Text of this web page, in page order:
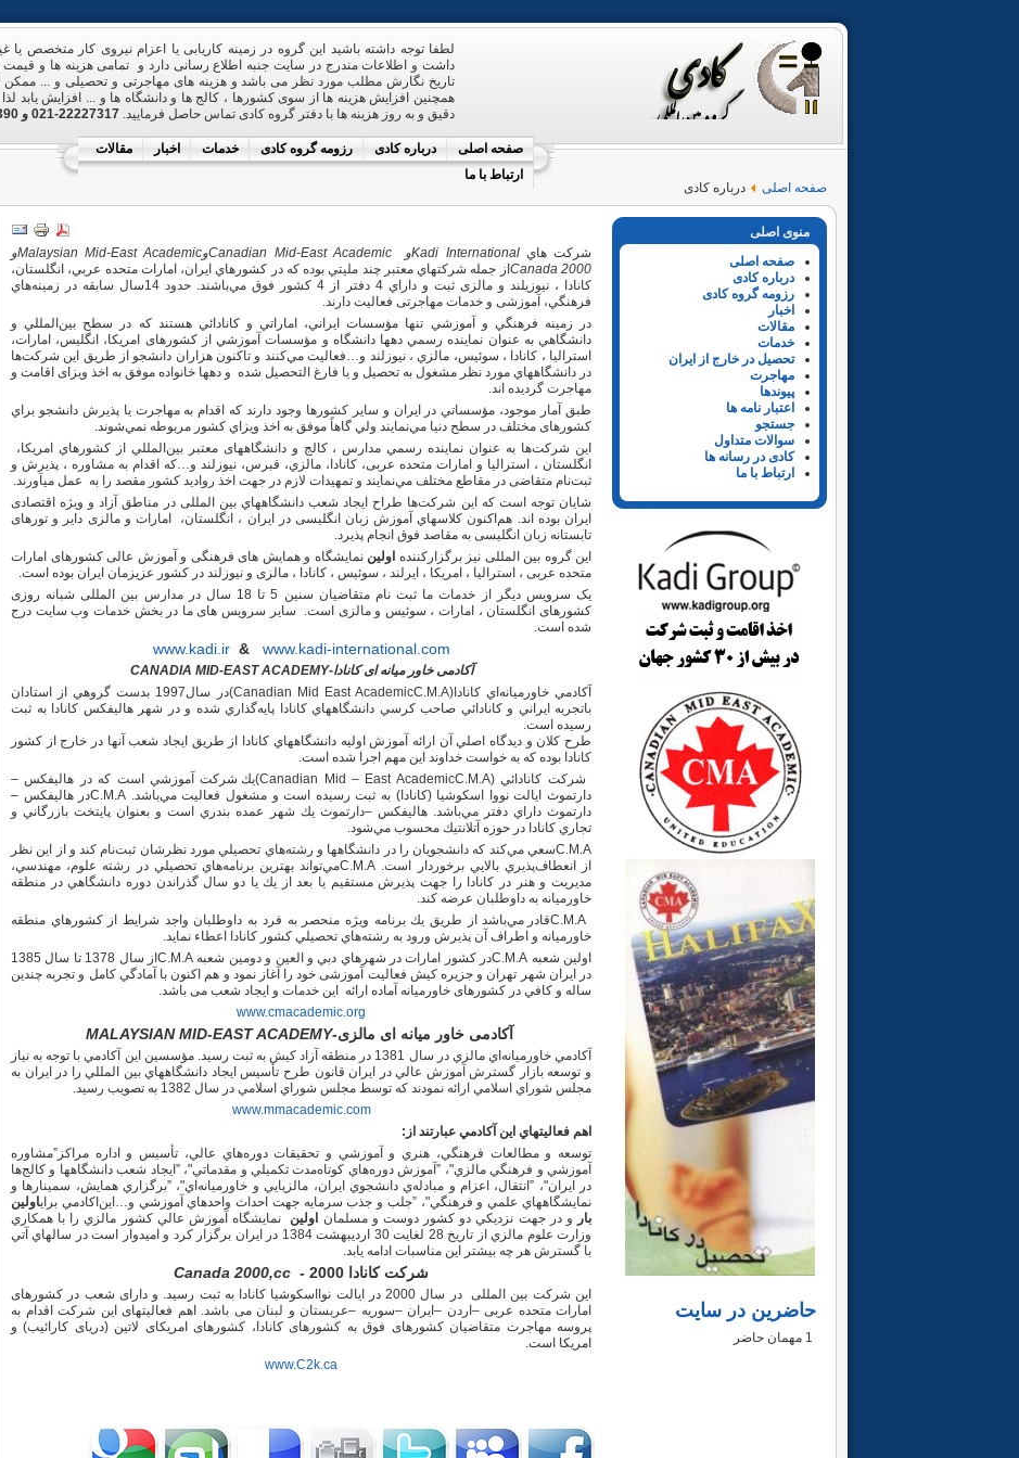
لطفا توجه داشته باشید این گروه در زمینه کاریابی یا اعزام نیروی کار متخصص
داشت و اطلاعات مندرج در سایت جنبه اطلاع رسانی دارد و تمامی هزینه ها و
تاریخ نگارش مطلب مورد نظر می باشد و هزینه های مهاجرتی و تحصیلی و ... ممکن
همچنین افزایش هزینه ها از سوی کشورها ، کالج ها و دانشگاه ها و ... افزایش یابد
دقیق و به روز هزینه ها با دفتر گروه کادی تماس حاصل فرمایید.
صفحه اصلی درباره کادی رزومه گروه کادی خدمات اخبار
مقالات
ارتباط با ما
صفحه اصلی
درباره کادی
منوی اصلی
صفحه اصلی
درباره کادی
رزومه گروه کادی
اخبار
مقالات
خدمات
تحصیل در خارج از ایران
مهاجرت
پیوندها
اعتبار نامه ها
جستجو
سوالات متداول
کادی در رسانه ها
ارتباط با ما
حاضرین در سایت
شركت ‌هايKadi Internationalو Canadian Mid-East AcademicوMalaysian Mid-East Academicو
Canada 2000 از جمله شركتهاي معتبر چند مليتي بوده كه در كشورهاي ايران، امارات متحده عربي، انگلستان،
كانادا ، نيوزيلند و مالزی ثبت و داراي 4 دفتر از 4 کشور فوق مي‌باشند. حدود 14سال سابقه در زمينه‌هاي
فرهنگي، آموزشی و خدمات مهاجرتی فعالیت دارند.
در زمينه فرهنگي و آموزشي تنها مؤسسات ايراني، اماراتي و كانادائي هستند كه در سطح بين‌المللي و
دانشگاهي به عنوان نماينده رسمي دهها دانشگاه و مؤسسات آموزشي از کشورهای امريكا، انگليس، امارات،
استرالیا ، کانادا ، سوئيس، مالزي ، نیوزلند و…فعاليت مي‌كنند و تاكنون هزاران دانشجو از طريق اين شركت‌ها
در دانشگاههاي مورد نظر مشغول به تحصيل و یا فارغ التحصیل شده و دهها خانواده موفق به اخذ ویزای اقامت و
مهاجرت گردیده اند.
طبق آمار موجود، مؤسساتي در ايران و ساير كشورها وجود دارند كه اقدام به مهاجرت یا پذيرش دانشجو براي
کشورهای مختلف در سطح دنيا مي‌نمايند ولي گاهاً موفق به اخذ ويزاي كشور مربوطه نمي‌شوند.
اين شركت‌ها به عنوان نماينده رسمي مدارس ، کالج و دانشگاههای معتبر بين‌المللي از كشورهاي امريكا،
انگلستان ، استرالیا و امارات متحده عربی، کانادا، مالزي، قبرس، نيوزلند و…كه اقدام به مشاوره ، پذيرش و
ثبت‌نام متقاضی در مقاطع مختلف مي‌نمايند و تمهيدات لازم در جهت اخذ رواديد كشور مقصد را به عمل میآورند.
شايان توجه است كه اين شركت‌ها طراح ايجاد شعب دانشگاههاي بین المللی در مناطق آزاد و ویژه اقتصادی
ایران بوده اند. هم‌اكنون كلاسهاي آموزش زبان انگلیسی در ايران ، انگلستان، امارات و مالزی داير و تورهای
تابستانه زبان انگلیسی به مقاصد فوق انجام پذیرد.
این گروه بین المللی نیز برگزارکننده اولین نمایشگاه و همایش های فرهنگی و آموزش عالی کشورهای امارات
متحده عربی ، استرالیا ، امریکا ، ایرلند ، سوئیس ، کانادا ، مالزی و نیوزلند در کشور عزیزمان ایران بوده است.
یک سرویس دیگر از خدمات ما ثبت نام متقاضیان سنین 5 تا 18 سال در مدارس بین المللی شبانه روزی
کشورهای انگلستان ، امارات ، سوئیس و مالزی است. سایر سرویس های ما در بخش خدمات وب سایت درج
شده است.
www.kadi-international.com
&
www.kadi.ir
آکادمی خاور میانه ای کانادا-CANADIA MID-EAST ACADEMY
آكادمي خاورميانه‌اي كانادا(C.M.A
(Canadian Mid East Academic
در سال1997 بدست گروهي از استادان
باتجربه ايراني و كانادائي صاحب كرسي دانشگاههاي كانادا پايه‌گذاري شده و در شهر هاليفكس كانادا به ثبت
رسيده است.
طرح كلان و ديدگاه اصلي آن ارائه آموزش اوليه دانشگاههاي كانادا از طريق ايجاد شعب آنها در خارج از كشور
كانادا بوده كه به خواست خداوند اين مهم اجرا شده است.
شركت كانادائي (C.M.A
(Canadian Mid – East Academicيك شركت آموزشي است كه در هاليفكس –
دارتموث ايالت نووا اسكوشيا (كانادا) به ثبت رسيده است و مشغول فعاليت مي‌باشد. C.M.Aدر هاليفكس –
دارتموث داراي دفتر مي‌باشد. هاليفكس –دارتموث يك شهر عمده بندري است و بعنوان پايتخت بازرگاني و
تجاري كانادا در حوزه آتلانتيك محسوب مي‌شود.
C.M.Aسعي مي‌كند كه دانشجويان را در دانشگاهها و رشته‌هاي تحصيلي مورد نظرشان ثبت‌نام كند و از اين نظر
از انعطاف‌پذيري بالايي برخوردار است. C.M.Aمي‌تواند بهترين برنامه‌هاي تحصيلي در رشته علوم، مهندسي،
مديريت و هنر در كانادا را جهت پذيرش مستقيم يا بعد از يك يا دو سال گذراندن دوره دانشگاهي در منطقه
خاورمیانه به داوطلبان عرضه كند.
C.M.Aقادر مي‌باشد از طريق يك برنامه ويژه منحصر به فرد به داوطلبان واجد شرايط از كشورهاي منطقه
خاورمیانه و اطراف آن پذيرش ورود به رشته‌هاي تحصيلي کشور کانادا اعطاء نماید.
اولين شعبه C.M.Aدر كشور امارات در شهرهاي دبي و العين و دومین شعبهC.M.A
از سال 1378 تا سال 1385
در ایران شهر تهران و جزیره کیش فعالیت آموزشی خود را آغاز نمود و هم اكنون با آمادگي كامل و تجربه چندين
ساله و كافي در کشورهای خاورمیانه آماده ارائه اين خدمات و ایجاد شعب می باشد.
www.cmacademic.org
آکادمی خاور میانه ای مالزی-MALAYSIAN MID-EAST ACADEMY
آكادمي خاورميانه‌اي مالزي در سال 1381 در منطقه آزاد كيش به ثبت رسيد. مؤسسين اين آكادمي با توجه به نياز
و توسعه بازار گسترش آموزش عالي در ايران قانون طرح تأسيس ايجاد دانشگاههاي بين المللي را در ايران به
مجلس شوراي اسلامي ارائه نمودند كه توسط مجلس شوراي اسلامي در سال 1382 به تصويب رسيد.
www.mmacademic.com
اهم فعاليتهاي اين آكادمي عبارتند از:
‌توسعه و مطالعات فرهنگي، هنري و آموزشي و تحقيقات دوره‌هاي عالي، تأسيس و اداره مراكز”مشاوره
آموزشي و فرهنگي مالزي"، ”آموزش دوره‌هاي كوتاه‌مدت تكميلي و مقدماتي"، ”ايجاد شعب دانشگاهها و كالج‌ها
در ايران"، ”انتقال، اعزام و مبادله‌ي دانشجوي ايران، مالزيايي و خاورميانه‌اي"، ”برگزاري همايش، سمينارها و
نمايشگاههاي علمي و فرهنگي"، ”جلب و جذب سرمايه جهت احداث واحدهاي آموزشي و…اين‌اكادمي براياولين
بار و در جهت نزديكي دو كشور دوست و مسلمان اولیننمايشگاه آموزش عالي كشور مالزي را با همكاري
وزارت علوم مالزي از تاريخ 28 لغايت 30 ارديبهشت 1384 در ايران برگزار كرد و اميدوار است در سالهاي آتي
با گسترش هر چه بيشتر اين مناسبات ادامه یابد.
شرکت کانادا 2000 - Canada 2000,cc
این شرکت بین المللی در سال 2000 در ایالت نوااسکوشیا کانادا به ثبت رسید. و دارای شعب در کشورهای
امارات متحده عربی –اردن –ایران –سوریه –عربستان و لبنان می باشد. اهم فعالیتهای این شرکت اقدام به
پروسه مهاجرت متقاضیان کشورهای فوق به کشورهای کانادا، کشورهای امریکای لاتین (دریای کارائیب) و
امریکا است.
www.C2k.ca